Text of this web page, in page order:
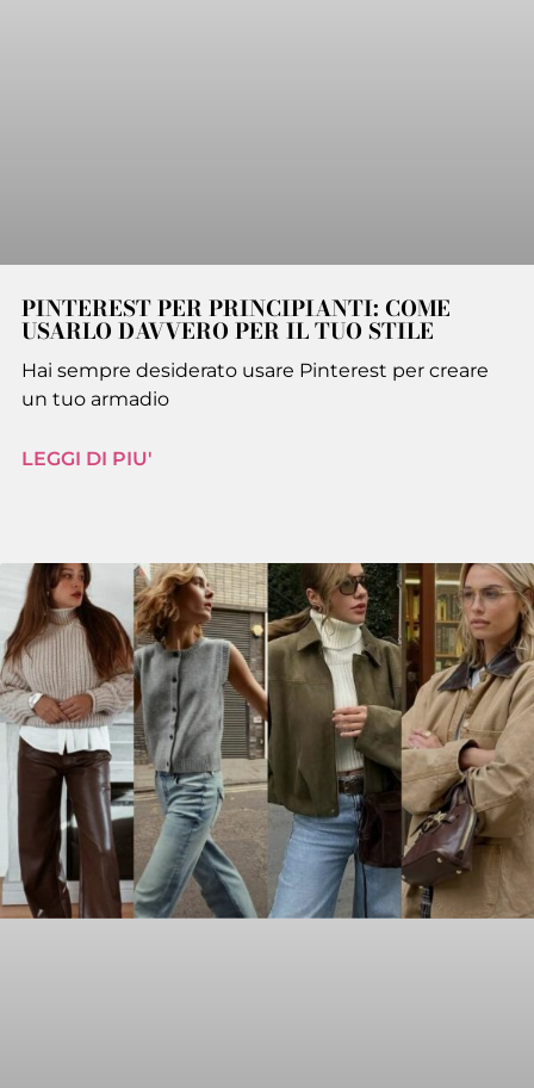
PINTEREST PER PRINCIPIANTI: COME
USARLO DAVVERO PER IL TUO STILE
Hai sempre desiderato usare Pinterest per creare
un tuo armadio
LEGGI DI PIU'